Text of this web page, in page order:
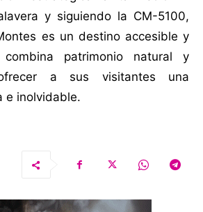
y siguiendo la CM-5100,
es un destino accesible y
patrimonio natural y
a sus visitantes una
e inolvidable.